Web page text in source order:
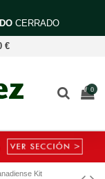
CERRADO
€
0
Kit